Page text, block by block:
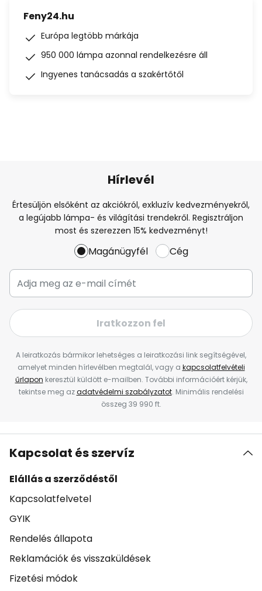
Feny24.hu
Európa legtöbb márkája
950 000 lámpa azonnal rendelkezésre áll
Ingyenes tanácsadás a szakértőtől
Hírlevél
Értesüljön elsőként az akciókról, exkluzív kedvezményekről,
a legújabb lámpa- és világítási trendekről. Regisztráljon
most és szerezzen 15% kedvezményt!
Magánügyfél Cég
Iratkozzon fel
A leiratkozás bármikor lehetséges a leiratkozási link segítségével,
amelyet minden hírlevélben megtalál, vagy a kapcsolatfelvételi
űrlapon keresztül küldött e-mailben. További információért kérjük,
tekintse meg azadatvédelmi szabályzatot. Minimális rendelési
összeg 39 990 ft.
Kapcsolat és szervíz
Elállás a szerződéstől
Kapcsolatfelvetel
GYIK
Rendelés állapota
Reklamációk és visszaküldések
Fizetési módok